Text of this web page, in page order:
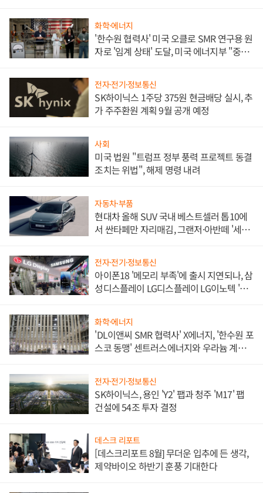
화학·에너지
'한수원 협력사' 미국 오클로 SMR 연구용 원
자로 '임계 상태' 도달, 미국 에너지부 "중요
전자·전기·정보통신
SK하이닉스 1주당 375원 현금배당 실시, 추
가 주주환원 계획 9월 공개 예정
사회
미국 법원 "트럼프 정부 풍력 프로젝트 동결
조치는 위법", 해제 명령 내려
자동차·부품
현대차 올해 SUV 국내 베스트셀러 톱10에
서 싼타페만 자리매김, 그랜저·아반떼 '세단
전자·전기·정보통신
아이폰18 '메모리 부족'에 출시 지연되나, 삼
성디스플레이 LG디스플레이 LG이노텍 '탈
화학·에너지
'DL이앤씨 SMR 협력사' X에너지, '한수원 포
스코 동맹' 센트러스에너지와 우라늄 계약
전자·전기·정보통신
SK하이닉스, 용인 'Y2' 팹과 청주 'M17' 팹
건설에 54조 투자 결정
데스크 리포트
[데스크리포트 8월] 무더운 입추에 든 생각,
제약바이오 하반기 훈풍 기대한다